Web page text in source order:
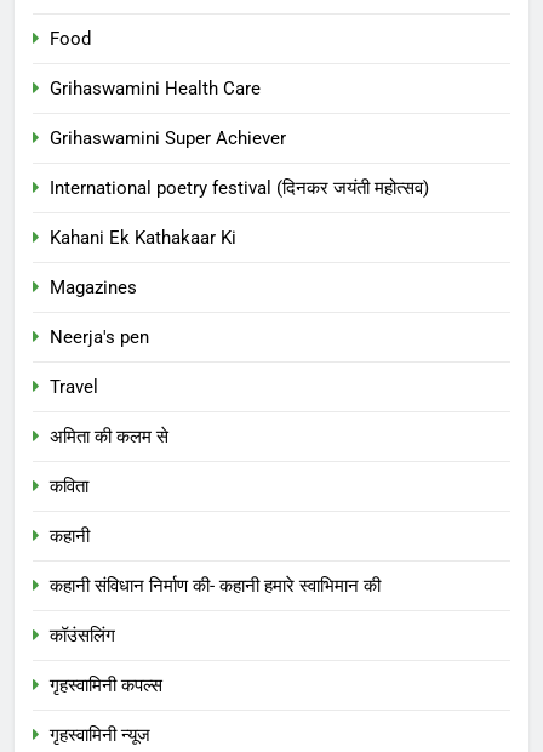
Food
Grihaswamini Health Care
Grihaswamini Super Achiever
International poetry festival (दिनकर जयंती महोत्सव)
Kahani Ek Kathakaar Ki
Magazines
Neerja's pen
Travel
अमिता की कलम से
कविता
कहानी
कहानी संविधान निर्माण की- कहानी हमारे स्वाभिमान की
कॉउंसलिंग
गृहस्वामिनी कपल्स
गृहस्वामिनी न्यूज